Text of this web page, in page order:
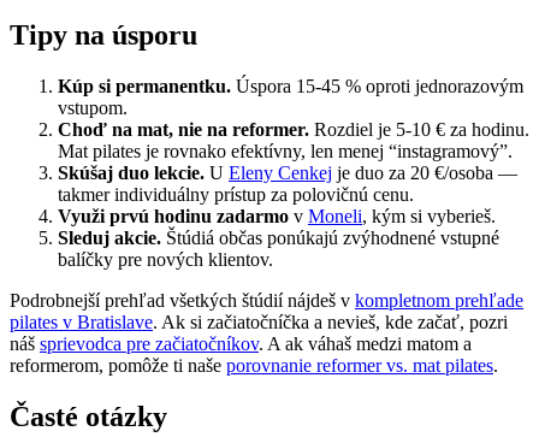
Tipy na úsporu
Kúp si permanentku. Úspora 15-45 % oproti jednorazovým
vstupom.
Choď na mat, nie na reformer. Rozdiel je 5-10 € za hodinu.
Mat pilates je rovnako efektívny, len menej “instagramový”.
Skúšaj duo lekcie. U Eleny Cenkej je duo za 20 €/osoba —
takmer individuálny prístup za polovičnú cenu.
Využi prvú hodinu zadarmo v Moneli, kým si vyberieš.
Sleduj akcie. Štúdiá občas ponúkajú zvýhodnené vstupné
balíčky pre nových klientov.
Podrobnejší prehľad všetkých štúdií nájdeš v kompletnom prehľade
pilates v Bratislave. Ak si začiatočníčka a nevieš, kde začať, pozri
náš sprievodca pre začiatočníkov. A ak váhaš medzi matom a
reformerom, pomôže ti naše porovnanie reformer vs. mat pilates.
Časté otázky